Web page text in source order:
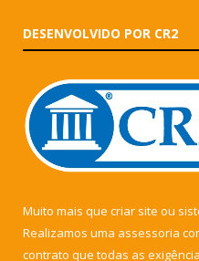
DESENVOLVIDO POR CR2
Muito mais que criar site ou
Realizamos uma assessoria
contrato que todas as